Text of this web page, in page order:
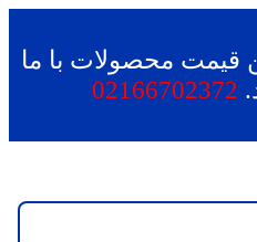
قیمت محصولات با ما
02166702372